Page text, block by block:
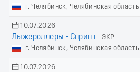
г. Челябинск, Челябинская область
10.07.2026
Лыжероллеры - Спринт - ЭКР
г. Челябинск, Челябинская область
10.07.2026